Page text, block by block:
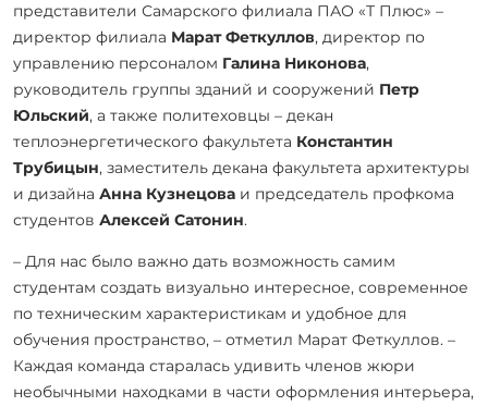
представители Самарского филиала ПАО «Т Плюс» –
директор филиала Марат Феткуллов, директор по
управлению персоналом Галина Никонова,
руководитель группы зданий и сооружений Петр
Юльский, а также политеховцы – декан
теплоэнергетического факультета Константин
Трубицын, заместитель декана факультета архитектуры
и дизайна Анна Кузнецова и председатель профкома
студентов Алексей Сатонин.
– Для нас было важно дать возможность самим
студентам создать визуально интересное, современное
по техническим характеристикам и удобное для
обучения пространство, – отметил Марат Феткуллов. –
Каждая команда старалась удивить членов жюри
необычными находками в части оформления интерьера,